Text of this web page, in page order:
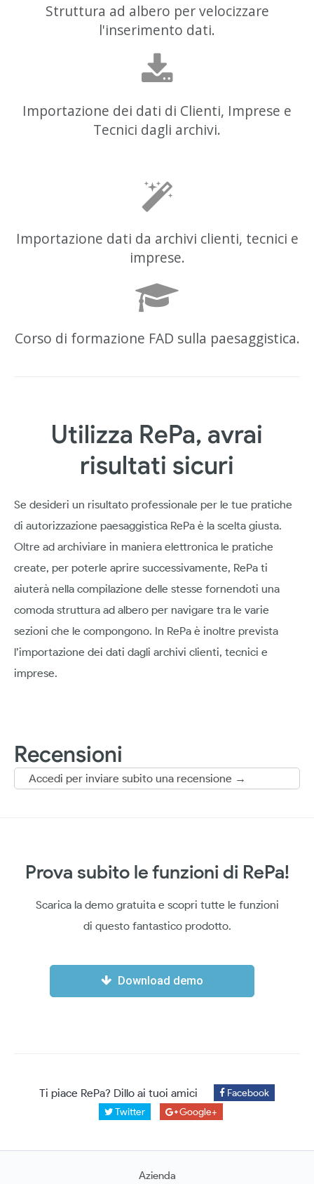
Struttura ad albero per velocizzare
l'inserimento dati.
Importazione dei dati di Clienti, Imprese e
Tecnici dagli archivi.
Importazione dati da archivi clienti, tecnici e
imprese.
Corso di formazione FAD sulla paesaggistica.
Utilizza RePa, avrai
risultati sicuri
Se desideri un risultato professionale per le tue pratiche
di autorizzazione paesaggistica RePa è la scelta giusta.
Oltre ad archiviare in maniera elettronica le pratiche
create, per poterle aprire successivamente, RePa ti
aiuterà nella compilazione delle stesse fornendoti una
comoda struttura ad albero per navigare tra le varie
sezioni che le compongono. In RePa è inoltre prevista
l’importazione dei dati dagli archivi clienti, tecnici e
imprese.
Recensioni
Accedi per inviare subito una recensione →
Prova subito le funzioni di RePa!
Scarica la demo gratuita e scopri tutte le funzioni
di questo fantastico prodotto.
Download demo
Ti piace RePa? Dillo ai tuoi amici
Facebook
Twitter
Google+
Azienda